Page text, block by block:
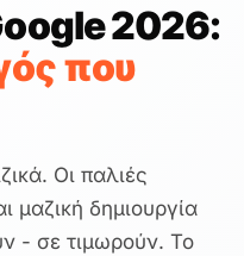
2026:
που
Οι παλιές
μαζική δημιουργία
- σε τιμωρούν. Το